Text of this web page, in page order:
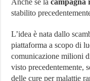
Anche se lacampagna
stabilito
L’idea è nata dallo
piattaforma a scopo di
comunicazione milioni
visto precedentemente,
delle cure per malattie